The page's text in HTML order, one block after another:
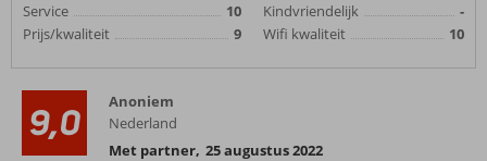
Service
10
Prijs/kwaliteit
9
Kindvriendelijk
-
Wifi kwaliteit
10
9,0
Anoniem
Nederland
Met partner, 25 augustus 2022